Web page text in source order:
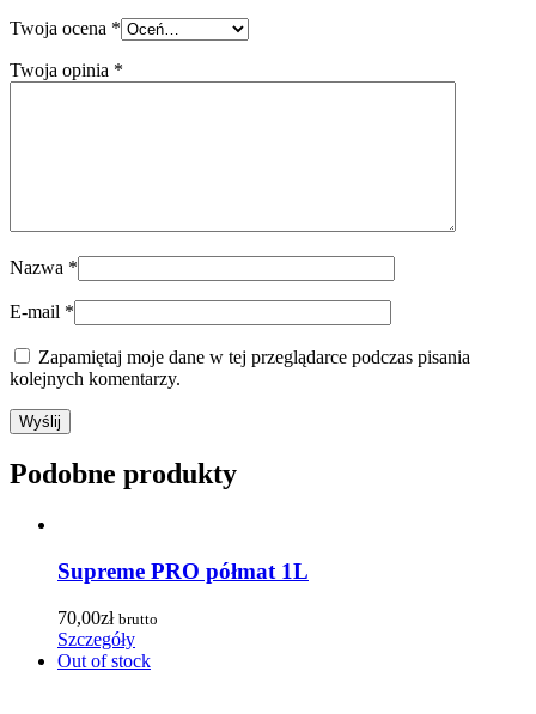
Twoja ocena *
Twoja opinia *
Nazwa *
E-mail *
Zapamiętaj moje dane w tej przeglądarce podczas pisania
kolejnych komentarzy.
Podobne produkty
Supreme PRO półmat 1L
70,00zł brutto
Szczegóły
Out of stock